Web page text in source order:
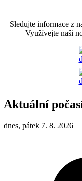
Sledujte informace z
Využívejte naši
Aktuální
dnes, pátek 7. 8. 2026